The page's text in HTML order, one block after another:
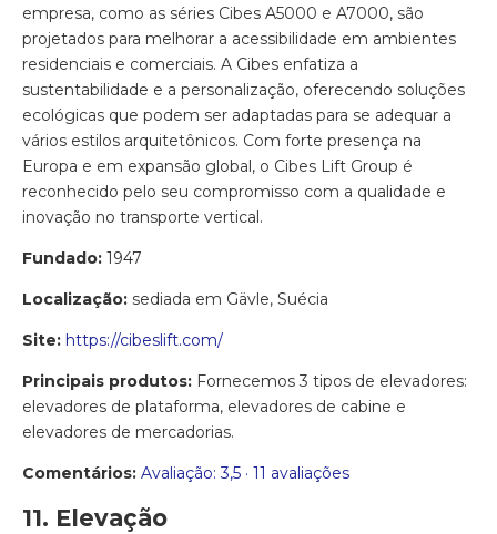
empresa, como as séries Cibes A5000 e A7000, são
projetados para melhorar a acessibilidade em ambientes
residenciais e comerciais. A Cibes enfatiza a
sustentabilidade e a personalização, oferecendo soluções
ecológicas que podem ser adaptadas para se adequar a
vários estilos arquitetônicos. Com forte presença na
Europa e em expansão global, o Cibes Lift Group é
reconhecido pelo seu compromisso com a qualidade e
inovação no transporte vertical.
Fundado: 1947
Localização: sediada em Gävle, Suécia
Site: https://cibeslift.com/
Principais produtos: Fornecemos 3 tipos de elevadores:
elevadores de plataforma, elevadores de cabine e
elevadores de mercadorias.
Comentários: Avaliação: 3,5 · ‎11 avaliações
11. Elevação